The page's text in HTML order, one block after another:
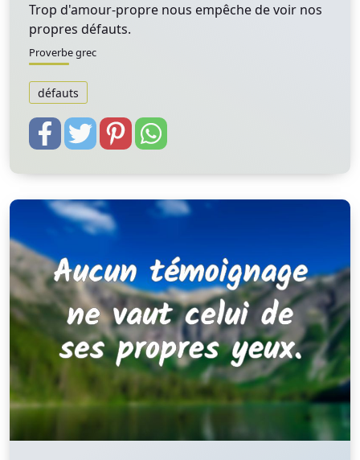
Trop d'amour-propre nous empêche de voir nos
propres défauts.
Proverbe grec
défauts